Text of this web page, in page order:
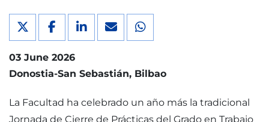
03 June 2026
Donostia-San Sebastián Bilbao
La Facultad ha celebrado un año más la tradicional
Jornada de Cierre de Prácticas del Grado en Trabajo